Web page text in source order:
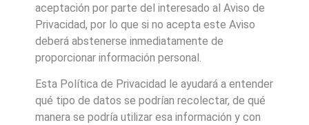
aceptación por parte del interesado al Aviso de
Privacidad, por lo que si no acepta este Aviso
deberá abstenerse inmediatamente de
proporcionar información personal.
Esta Política de Privacidad le ayudará a entender
qué tipo de datos se podrían recolectar, de qué
manera se podría utilizar esa información y con